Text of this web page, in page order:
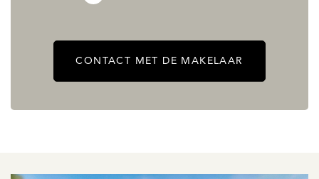
CONTACT MET DE MAKELAAR